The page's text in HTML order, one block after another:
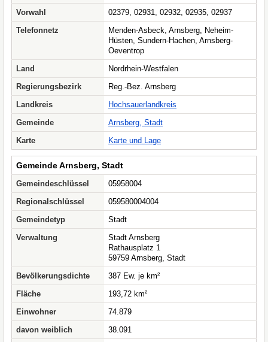
Vorwahl
02379, 02931, 02932, 02935, 02937
Telefonnetz
Menden-Asbeck, Arnsberg, Neheim-
Hüsten, Sundern-Hachen, Arnsberg-
Oeventrop
Land
Nordrhein-Westfalen
Regierungsbezirk
Reg.-Bez. Arnsberg
Landkreis
Hochsauerlandkreis
Gemeinde
Arnsberg, Stadt
Karte
Karte und Lage
Gemeinde Arnsberg, Stadt
Gemeindeschlüssel
05958004
Regionalschlüssel
059580004004
Gemeindetyp
Stadt
Verwaltung
Stadt Arnsberg
Rathausplatz 1
59759 Arnsberg, Stadt
Bevölkerungsdichte
387 Ew. je km²
Fläche
193,72 km²
Einwohner
74.879
davon weiblich
38.091